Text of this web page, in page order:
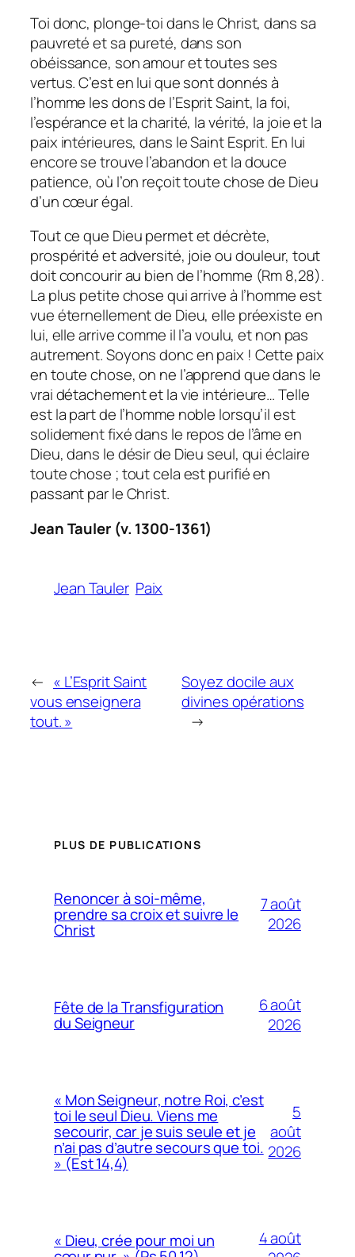
Toi donc, plonge-toi dans le Christ, dans sa
pauvreté et sa pureté, dans son
obéissance, son amour et toutes ses
vertus. C’est en lui que sont donnés à
l’homme les dons de l’Esprit Saint, la foi,
l’espérance et la charité, la vérité, la joie et la
paix intérieures, dans le Saint Esprit. En lui
encore se trouve l’abandon et la douce
patience, où l’on reçoit toute chose de Dieu
d’un cœur égal.
Tout ce que Dieu permet et décrète,
prospérité et adversité, joie ou douleur, tout
doit concourir au bien de l’homme (Rm 8,28).
La plus petite chose qui arrive à l’homme est
vue éternellement de Dieu, elle préexiste en
lui, elle arrive comme il l’a voulu, et non pas
autrement. Soyons donc en paix ! Cette paix
en toute chose, on ne l’apprend que dans le
vrai détachement et la vie intérieure… Telle
est la part de l’homme noble lorsqu’il est
solidement fixé dans le repos de l’âme en
Dieu, dans le désir de Dieu seul, qui éclaire
toute chose ; tout cela est purifié en
passant par le Christ.
Jean Tauler (v. 1300-1361)
Jean Tauler Paix
← « L’Esprit Saint
vous enseignera
tout. »
Soyez docile aux
divines opérations
→
PLUS DE PUBLICATIONS
Renoncer à soi-même,
prendre sa croix et suivre le
Christ
7 août
2026
Fête de la Transfiguration
du Seigneur
6 août
2026
« Mon Seigneur, notre Roi, c’est
toi le seul Dieu. Viens me
secourir, car je suis seule et je
n’ai pas d’autre secours que toi.
» (Est 14,4)
5
août
2026
« Dieu, crée pour moi un
4 août